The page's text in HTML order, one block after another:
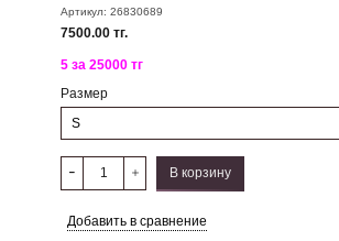
Артикул: 26830689
7500.00 тг.
5 за 25000 тг
Размер
В корзину
Добавить в сравнение